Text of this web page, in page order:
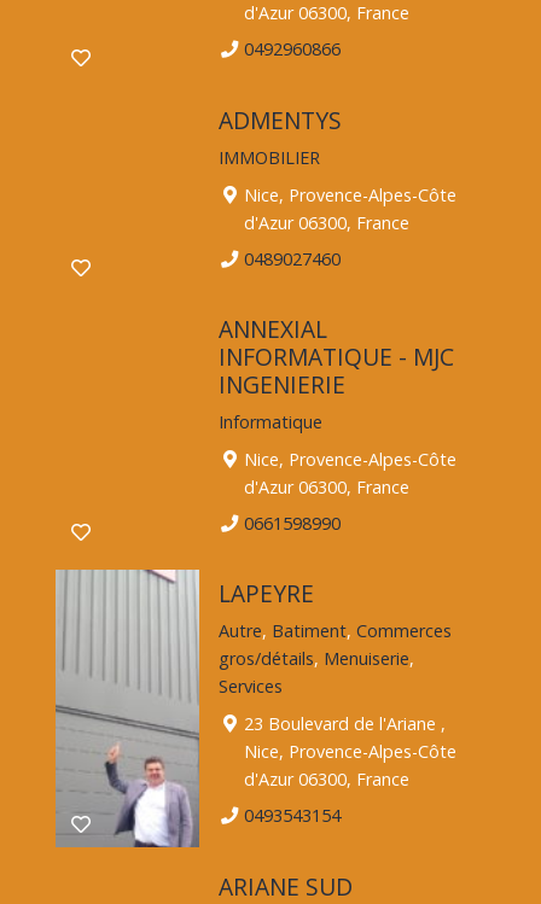
d'Azur 06300, France
0492960866
ADMENTYS
IMMOBILIER
Nice, Provence-Alpes-Côte
d'Azur 06300, France
0489027460
ANNEXIAL
INFORMATIQUE - MJC
INGENIERIE
Informatique
Nice, Provence-Alpes-Côte
d'Azur 06300, France
0661598990
LAPEYRE
Autre, Batiment, Commerces
gros/détails, Menuiserie,
Services
23 Boulevard de l'Ariane ,
Nice, Provence-Alpes-Côte
d'Azur 06300, France
0493543154
ARIANE SUD